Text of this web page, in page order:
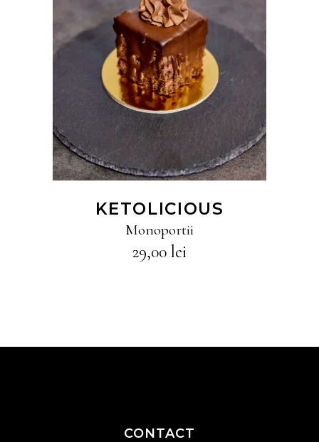
CITEȘTE MAI MULT
KETOLICIOUS
Monoportii
29,00 lei
CONTACT